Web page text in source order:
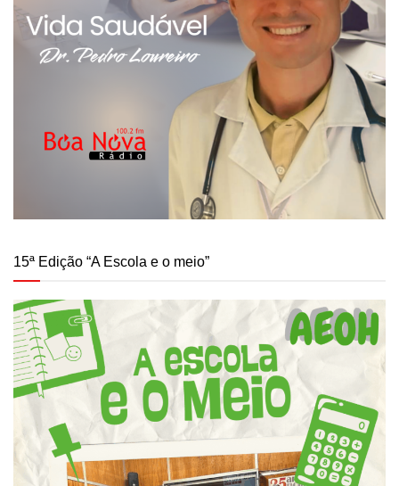
15ª Edição “A Escola e o meio”